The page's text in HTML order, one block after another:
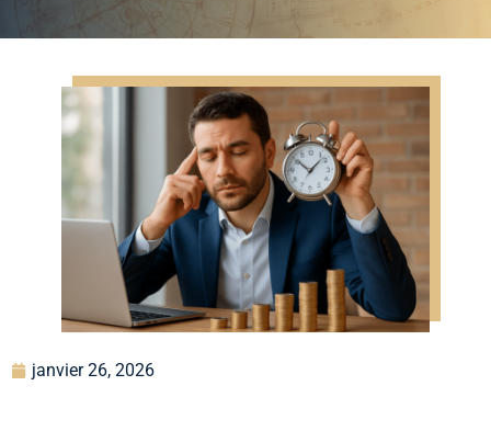
janvier 26, 2026